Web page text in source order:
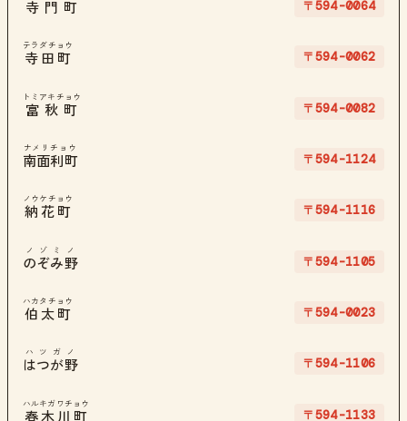
寺門町 〒594-0064
寺田町
テラダチョウ
〒594-0062
富秋町
トミアキチョウ
〒594-0082
南面利町
ナメリチョウ
〒594-1124
納花町
ノウケチョウ
〒594-1116
のぞみ野
ノゾミノ
〒594-1105
伯太町
ハカタチョウ
〒594-0023
はつが野
ハツガノ
〒594-1106
春木川町
ハルキガワチョウ
〒594-1133